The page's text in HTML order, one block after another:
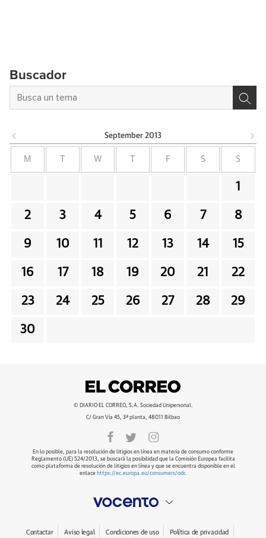
Buscador
September 2013
M W F S S
1
2 3 4 5 6 7 8
9 10 11 12 13 14 15
16 17 18 19 20 21 22
23 24 25 26 27 28 29
30
© DIARIO EL CORREO, S.A. Sociedad Unipersonal.
C/ Gran Vía 45, 3ª planta, 48011 Bilbao
En lo posible, para la resolución de litigios en línea en materia de consumo conforme
Reglamento (UE) 524/2013, se buscará la posibilidad que la Comisión Europea facilita
como plataforma de resolución de litigios en línea y que se encuentra disponible en el
enlace https://ec.europa.eu/consumers/odr.
Contactar Aviso legal Condiciones de uso Política de privacidad